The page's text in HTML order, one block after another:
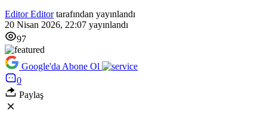
Editor Editortarafından yayınlandı
20 Nisan 2026, 22:07 yayınlandı
97
Google'da Abone Ol
0
Paylaş